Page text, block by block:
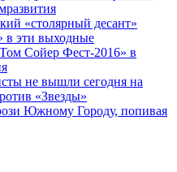
«столярный десант»
в эти выходные
Сойер Фест-2016» в
не вышли сегодня на
«Звезды»
Южному Городу, попивая